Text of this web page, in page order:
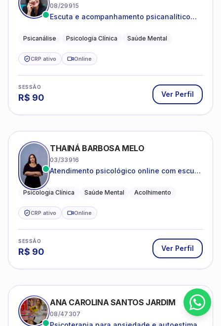
08/29915
Escuta e acompanhamento psicanalítico
Psicanálise Psicologia Clínica Saúde Mental
CRP ativo Online
SESSÃO
R$ 90 Ver Perfil
THAINÁ BARBOSA MELO
03/33916
Atendimento psicológico online com escuta
emocional
Psicologia Clínica Saúde Mental Acolhimento
CRP ativo Online
SESSÃO
R$ 90 Ver Perfil
ANA CAROLINA SANTOS JARDIM
08/47307